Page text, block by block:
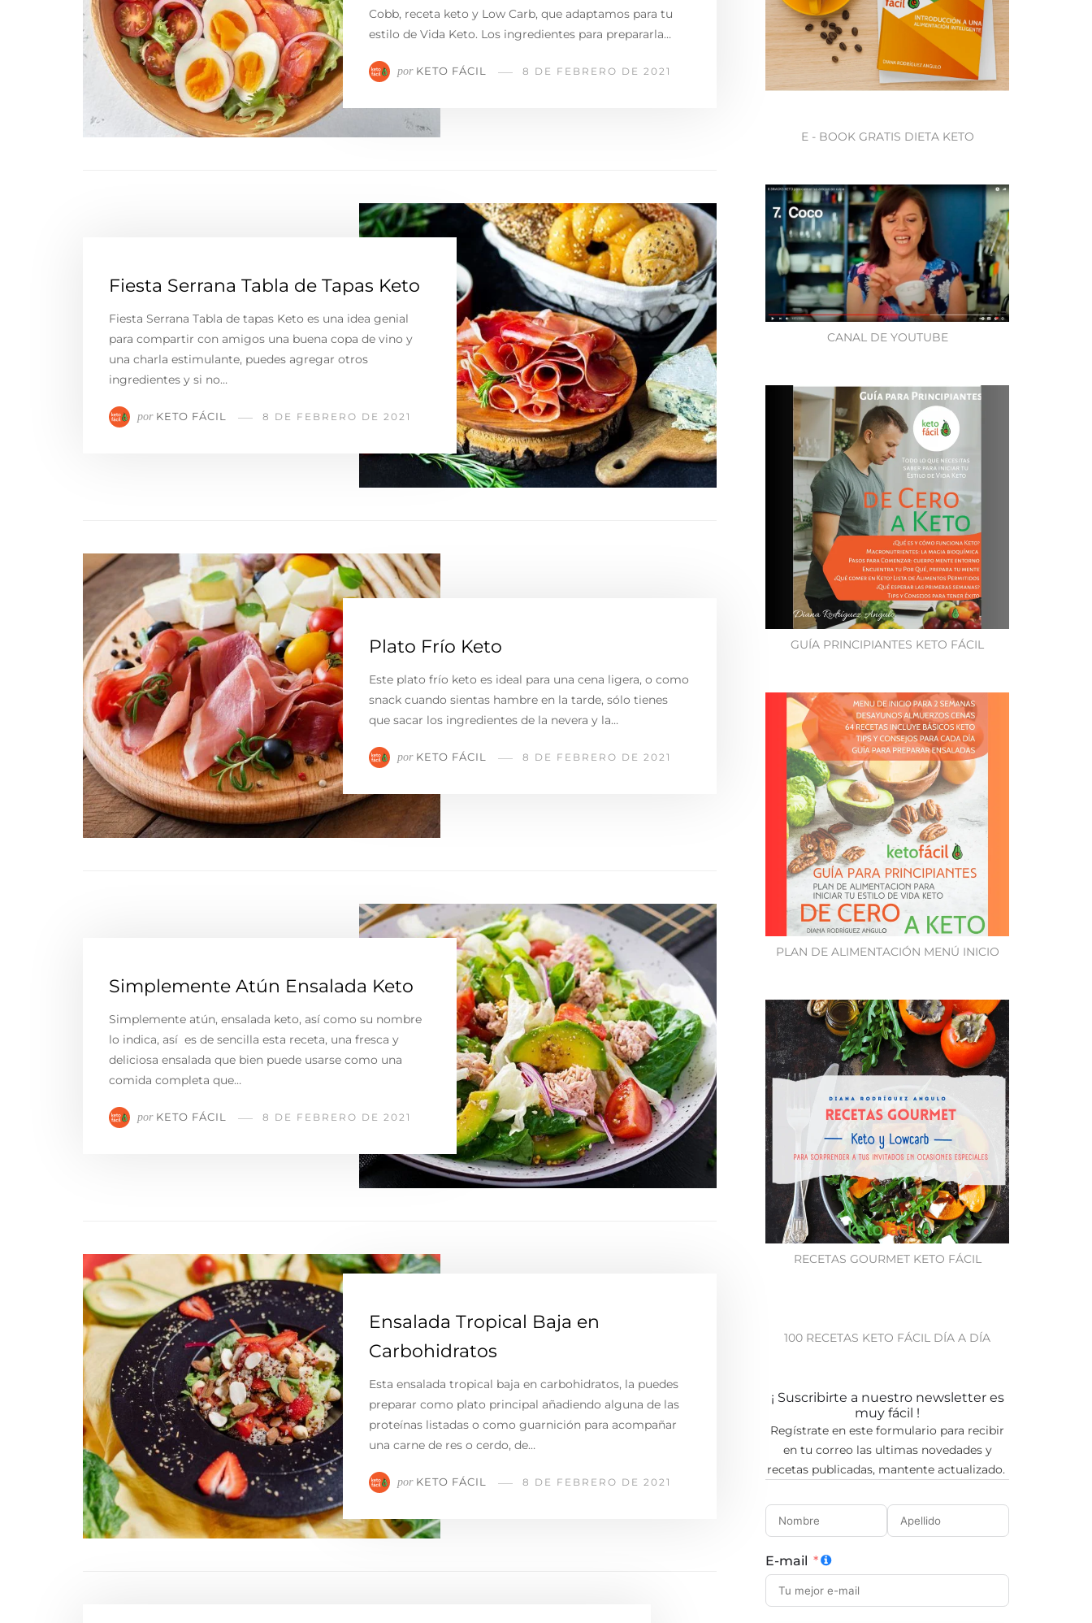
Cobb, receta keto y Low Carb, que adaptamos para tu
estilo de Vida Keto. Los ingredientes para prepararla…
por KETO FÁCIL 8 DE FEBRERO DE 2021
Fiesta Serrana Tabla de Tapas Keto
Fiesta Serrana Tabla de tapas Keto es una idea genial
para compartir con amigos una buena copa de vino y
una charla estimulante, puedes agregar otros
ingredientes y si no…
por KETO FÁCIL 8 DE FEBRERO DE 2021
Plato Frío Keto
Este plato frío keto es ideal para una cena ligera, o como
snack cuando sientas hambre en la tarde, sólo tienes
que sacar los ingredientes de la nevera y la…
por KETO FÁCIL 8 DE FEBRERO DE 2021
Simplemente Atún Ensalada Keto
Simplemente atún, ensalada keto, así como su nombre
lo indica, así es de sencilla esta receta, una fresca y
deliciosa ensalada que bien puede usarse como una
comida completa que…
por KETO FÁCIL 8 DE FEBRERO DE 2021
Ensalada Tropical Baja en
Carbohidratos
Esta ensalada tropical baja en carbohidratos, la puedes
preparar como plato principal añadiendo alguna de las
proteínas listadas o como guarnición para acompañar
una carne de res o cerdo, de…
por KETO FÁCIL 8 DE FEBRERO DE 2021
E - BOOK GRATIS DIETA KETO
CANAL DE YOUTUBE
GUÍA PRINCIPIANTES KETO FÁCIL
PLAN DE ALIMENTACIÓN MENÚ INICIO
RECETAS GOURMET KETO FÁCIL
100 RECETAS KETO FÁCIL DÍA A DÍA
¡ Suscribirte a nuestro newsletter es
muy fácil !
Regístrate en este formulario para recibir
en tu correo las ultimas novedades y
recetas publicadas, mantente actualizado.
E-mail